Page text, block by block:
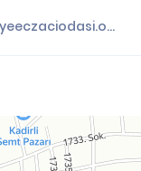
bilgi@osmaniyeeczaciodasi.org.tr